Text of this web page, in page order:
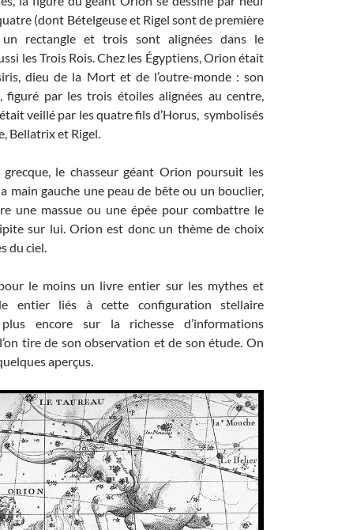
(dont Bételgeuse et Rigel sont de première
un rectangle et trois sont alignées dans le
les Trois Rois. Chez les Égyptiens, Orion était
dieu de la Mort et de l’outre-monde : son
figuré par les trois étoiles alignées au centre,
veillé par les quatre fils d’Horus, symbolisés
Bellatrix et Rigel.
le chasseur géant Orion poursuit les
main gauche une peau de bête ou un bouclier,
une massue ou une épée pour combattre le
sur lui. Orion est donc un thème de choix
du ciel.
le moins un livre entier sur les mythes et
entier liés à cette configuration stellaire
encore sur la richesse d’informations
tire de son observation et de son étude. On
aperçus.